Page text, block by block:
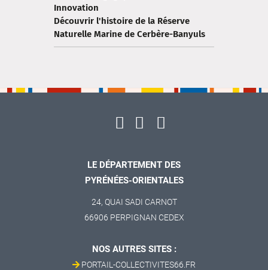
Innovation
Découvrir l'histoire de la Réserve
Naturelle Marine de Cerbère-Banyuls
LE DÉPARTEMENT DES
PYRÉNÉES-ORIENTALES
24, QUAI SADI CARNOT
66906 PERPIGNAN CEDEX
NOS AUTRES SITES :
PORTAIL-COLLECTIVITES66.FR